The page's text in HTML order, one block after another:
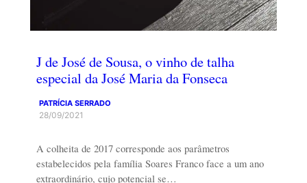
J de José de Sousa, o vinho de talha
especial da José Maria da Fonseca
PATRÍCIA SERRADO
28/09/2021
A colheita de 2017 corresponde aos parâmetros
estabelecidos pela família Soares Franco face a um ano
extraordinário, cujo potencial se…